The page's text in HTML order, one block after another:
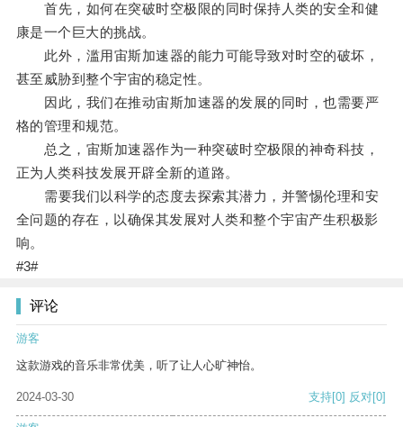
首先，如何在突破时空极限的同时保持人类的安全和健
康是一个巨大的挑战。
此外，滥用宙斯加速器的能力可能导致对时空的破坏，
甚至威胁到整个宇宙的稳定性。
因此，我们在推动宙斯加速器的发展的同时，也需要严
格的管理和规范。
总之，宙斯加速器作为一种突破时空极限的神奇科技，
正为人类科技发展开辟全新的道路。
需要我们以科学的态度去探索其潜力，并警惕伦理和安
全问题的存在，以确保其发展对人类和整个宇宙产生积极影
响。
#3#
评论
游客
这款游戏的音乐非常优美，听了让人心旷神怡。
2024-03-30 支持[0] 反对[0]